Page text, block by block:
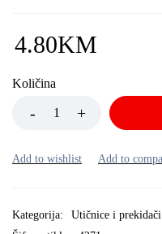
4.80KM
Količina
Kategorija:
Utičnice i prekidači